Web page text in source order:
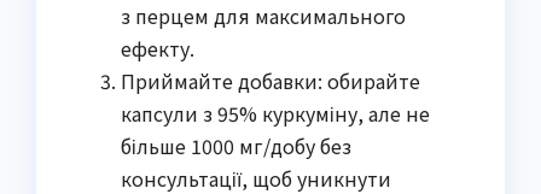
з перцем для максимального
ефекту.
Приймайте добавки: обирайте
капсули з 95% куркуміну, але не
більше 1000 мг/добу без
консультації, щоб уникнути